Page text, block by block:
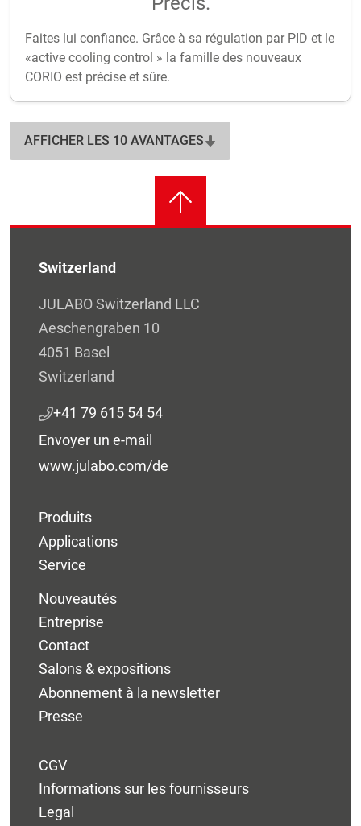
Faites lui confiance. Grâce à sa régulation par PID et le
«active cooling control » la famille des nouveaux
CORIO est précise et sûre.
AFFICHER LES 10 AVANTAGES
Switzerland
JULABO Switzerland LLC
Aeschengraben 10
4051 Basel
Switzerland
+41 79 615 54 54
Envoyer un e-mail
www.julabo.com/de
Produits
Applications
Service
Nouveautés
Entreprise
Contact
Salons & expositions
Abonnement à la newsletter
Presse
CGV
Informations sur les fournisseurs
Legal